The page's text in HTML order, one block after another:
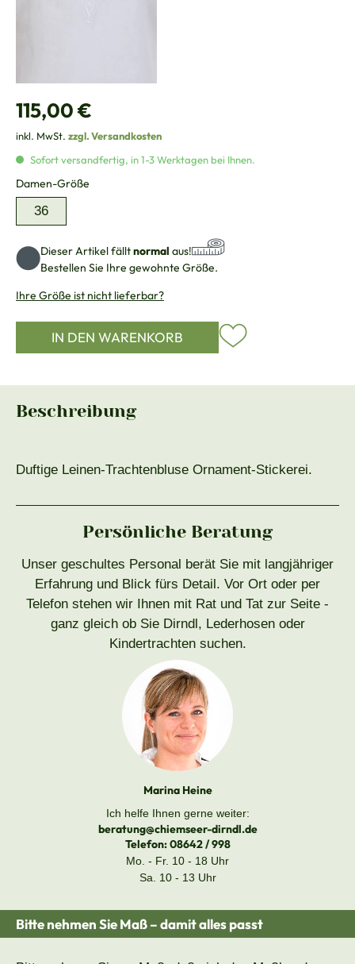
Regulärer Preis:
115,00 €
inkl. MwSt. zzgl. Versandkosten
Sofort versandfertig, in 1-3 Werktagen bei Ihnen.
Damen-Größe
36
Dieser Artikel fälltnormal aus!
Bestellen Sie Ihre gewohnte Größe.
Ihre Größe ist nicht lieferbar?
IN DEN WARENKORB
Beschreibung
Duftige Leinen-Trachtenbluse Ornament-Stickerei.
Persönliche Beratung
Unser geschultes Personal berät Sie mit langjähriger
Erfahrung und Blick fürs Detail. Vor Ort oder per
Telefon stehen wir Ihnen mit Rat und Tat zur Seite -
ganz gleich ob Sie Dirndl, Lederhosen oder
Kindertrachten suchen.
Marina Heine
Ich helfe Ihnen gerne weiter:
beratung@chiemseer-dirndl.de
Telefon:08642 / 998
Mo. - Fr. 10 - 18 Uhr
Sa. 10 - 13 Uhr
Bitte nehmen Sie Maß – damit alles passt